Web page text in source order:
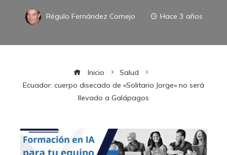
Régulo Fernández Comejo Hace 3 años
Inicio
Salud
Ecuador: cuerpo disecado de «Solitario Jorge» no será
llevado a Galápagos